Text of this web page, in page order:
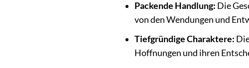
Packende Handlung: Die
von den Wendungen und
Tiefgründige Charaktere:
Hoffnungen und ihren